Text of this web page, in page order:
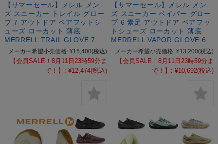
【サマーセール】メレル メン
ズ スニーカー トレイル グロー
ブ 7 アウトドア ベアフットシ
ューズ ローカット 薄底
MERRELL TRAIL GLOVE 7
メーカー希望小売価格: ¥15,400(税込)
【会員SALE！8月11日23時59分ま
で！】: ¥12,474(税込)
【サマーセール】メレル メン
ズ スニーカー ベイパー グロー
ブ 6 素足 アウトドア ベアフッ
トシューズ ローカット 薄底
MERRELL VAPOR GLOVE 6
メーカー希望小売価格: ¥13,200(税込)
【会員SALE！8月11日23時59分ま
で！】: ¥10,692(税込)